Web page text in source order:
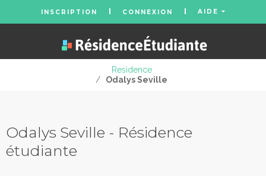
INSCRIPTION CONNEXION AIDE
Residence
/
Odalys Seville
Odalys Seville - Résidence
étudiante